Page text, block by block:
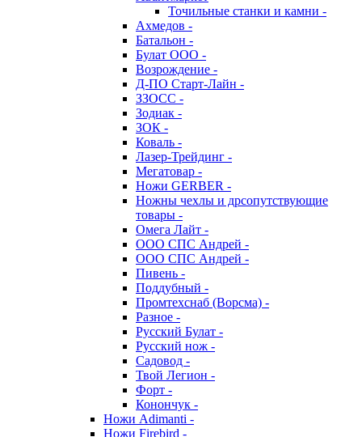
Точильные станки и камни -
Ахмедов -
Батальон -
Булат ООО -
Возрождение -
Д-ПО Старт-Лайн -
ЗЗОСС -
Зодиак -
ЗОК -
Коваль -
Лазер-Трейдинг -
Мегатовар -
Ножи GERBER -
Ножны чехлы и дрсопутствующие
товары -
Омега Лайт -
ООО СПС Андрей -
ООО СПС Андрей -
Пивень -
Поддубный -
Промтехснаб (Ворсма) -
Разное -
Русский Булат -
Русский нож -
Садовод -
Твой Легион -
Форт -
Конончук -
Ножи Adimanti -
Ножи Firebird -